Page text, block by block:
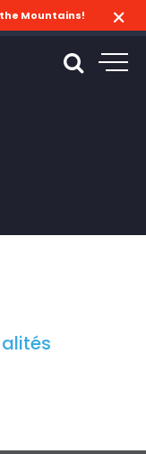
the Mountains!